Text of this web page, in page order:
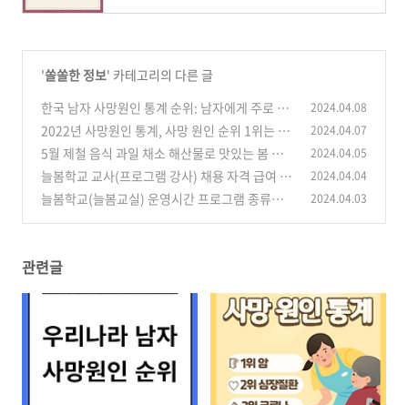
'쏠쏠한 정보' 카테고리의 다른 글
한국 남자 사망원인 통계 순위: 남자에게 주로 발
생하는 치명적인 질환은?
(0)
2024.04.08
2022년 사망원인 통계, 사망 원인 순위 1위는 암,
2위는? (0)
2024.04.07
5월 제철 음식 과일 채소 해산물로 맛있는 봄 맞
이하기!
(0)
2024.04.05
늘봄학교 교사(프로그램 강사) 채용 자격 급여 수
준 결격사유 알아봐요! (0)
2024.04.04
늘봄학교(늘봄교실) 운영시간 프로그램 종류에
2024.04.03
관련글